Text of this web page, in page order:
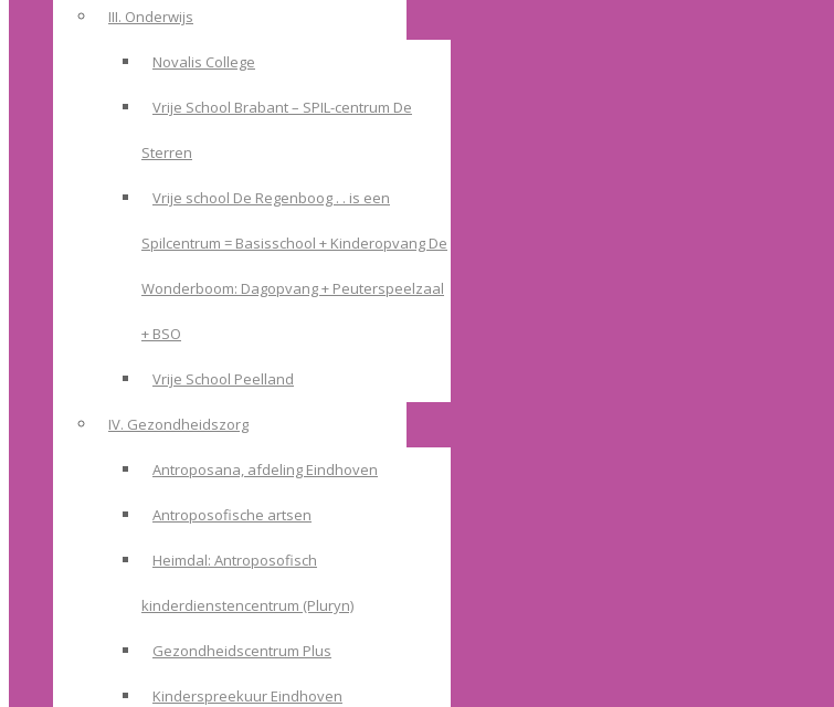
III. Onderwijs
Novalis College
Vrije School Brabant – SPIL-centrum De
Sterren
Vrije school De Regenboog . . is een
Spilcentrum = Basisschool + Kinderopvang De
Wonderboom: Dagopvang + Peuterspeelzaal
+ BSO
Vrije School Peelland
IV. Gezondheidszorg
Antroposana, afdeling Eindhoven
Antroposofische artsen
Heimdal: Antroposofisch
kinderdienstencentrum (Pluryn)
Gezondheidscentrum Plus
Kinderspreekuur Eindhoven